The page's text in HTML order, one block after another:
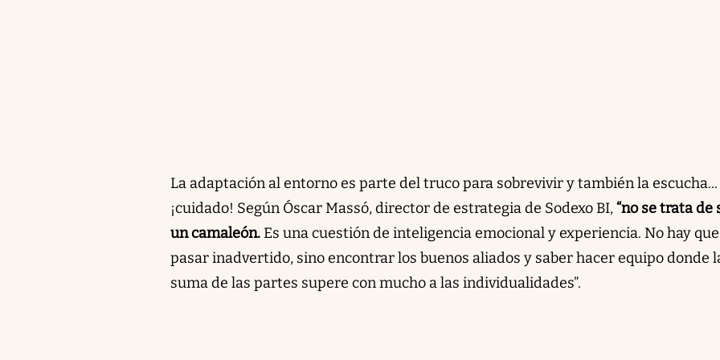
La adaptación al entorno es parte del truco para sobrevivir y también la escucha...
¡cuidado! Según Óscar Massó, director de estrategia de Sodexo BI,“no se trata de
un camaleón.Es una cuestión de inteligencia emocional y experiencia. No hay que
pasar inadvertido, sino encontrar los buenos aliados y saber hacer equipo donde
suma de las partes supere con mucho a las individualidades”.